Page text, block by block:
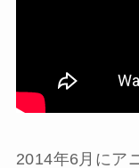
2014年6月にア